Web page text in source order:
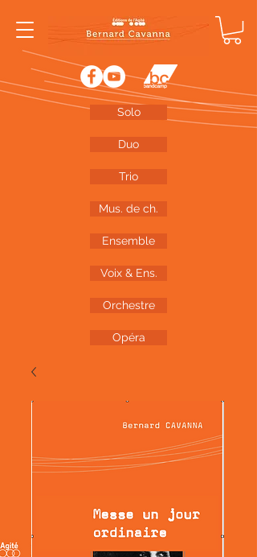
Solo
Duo
Trio
Mus. de ch.
Ensemble
Voix & Ens.
Orchestre
Opéra